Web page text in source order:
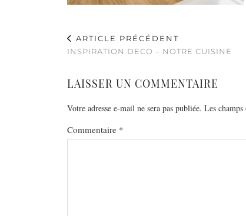
ARTICLE PRÉCÉDENT
INSPIRATION DECO – NOTRE CUISINE
LAISSER UN COMMENTAIRE
Votre adresse e-mail ne sera pas publiée. Les
Commentaire *